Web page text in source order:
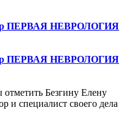
ПЕРВАЯ НЕВРОЛОГИЯ
ПЕРВАЯ НЕВРОЛОГИЯ
Безгину Елену
и специалист своего дела